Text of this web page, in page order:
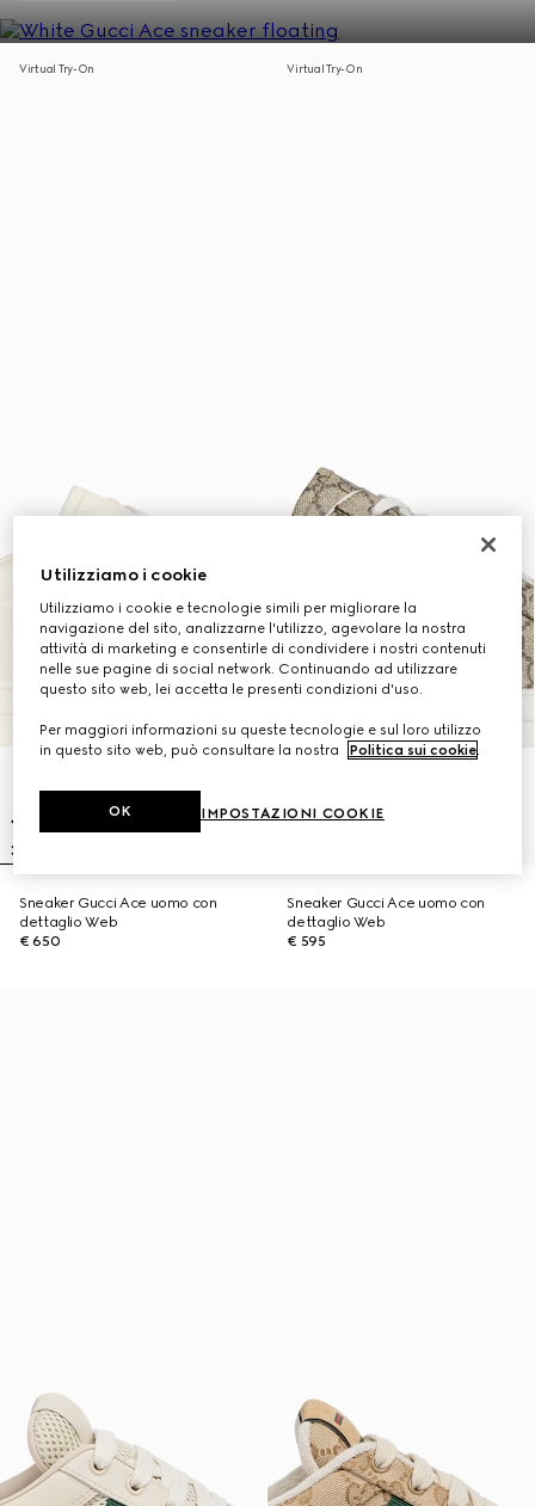
Virtual Try-On
Sneaker Gucci Ace uomo con
dettaglio Web
€ 650
Virtual Try-On
Sneaker Gucci Ace uomo con
dettaglio Web
€ 595
Utilizziamo i cookie
Utilizziamo i cookie e tecnologie simili per migliorare la
navigazione del sito, analizzarne l'utilizzo, agevolare la nostra
attività di marketing e consentirle di condividere i nostri contenuti
nelle sue pagine di social network. Continuando ad utilizzare
questo sito web, lei accetta le presenti condizioni d'uso.
Per maggiori informazioni su queste tecnologie e sul loro utilizzo
in questo sito web, può consultare la nostra
Politica sui cookie.
IMPOSTAZIONI COOKIE
OK